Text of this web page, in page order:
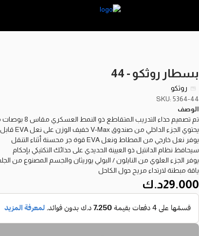
بسطار روثكو - 44
روثكو
SKU: 5364-44
الوصف
تم تصميم حذاء التدريب المتقاطع ذو النمط العسكري مقاس 8 بوصات مع الراحة والدعم الذي يوفره حذاء الجري
يحتوي الجزء الداخلي من صندوق V-Max خفيف الوزن على نعل EVA قابل للإزالة وفتحتين لتهوية الشاشة للحفاظ على قدميك باردة
يوفر نعل خارجي من المطاط ونعل EVA قوة جر محسنة أثناء التنقل
سيحافظ نظام الدانتيل ذو العيينة الحديدي على حذائك التكتيكي بإحكام
يوفر الجزء العلوي من النايلون / البولي يوريثان والجسم المصنوع من
ياقة مبطنة لارتداء مريح حول الكاحل
29.000د.ك